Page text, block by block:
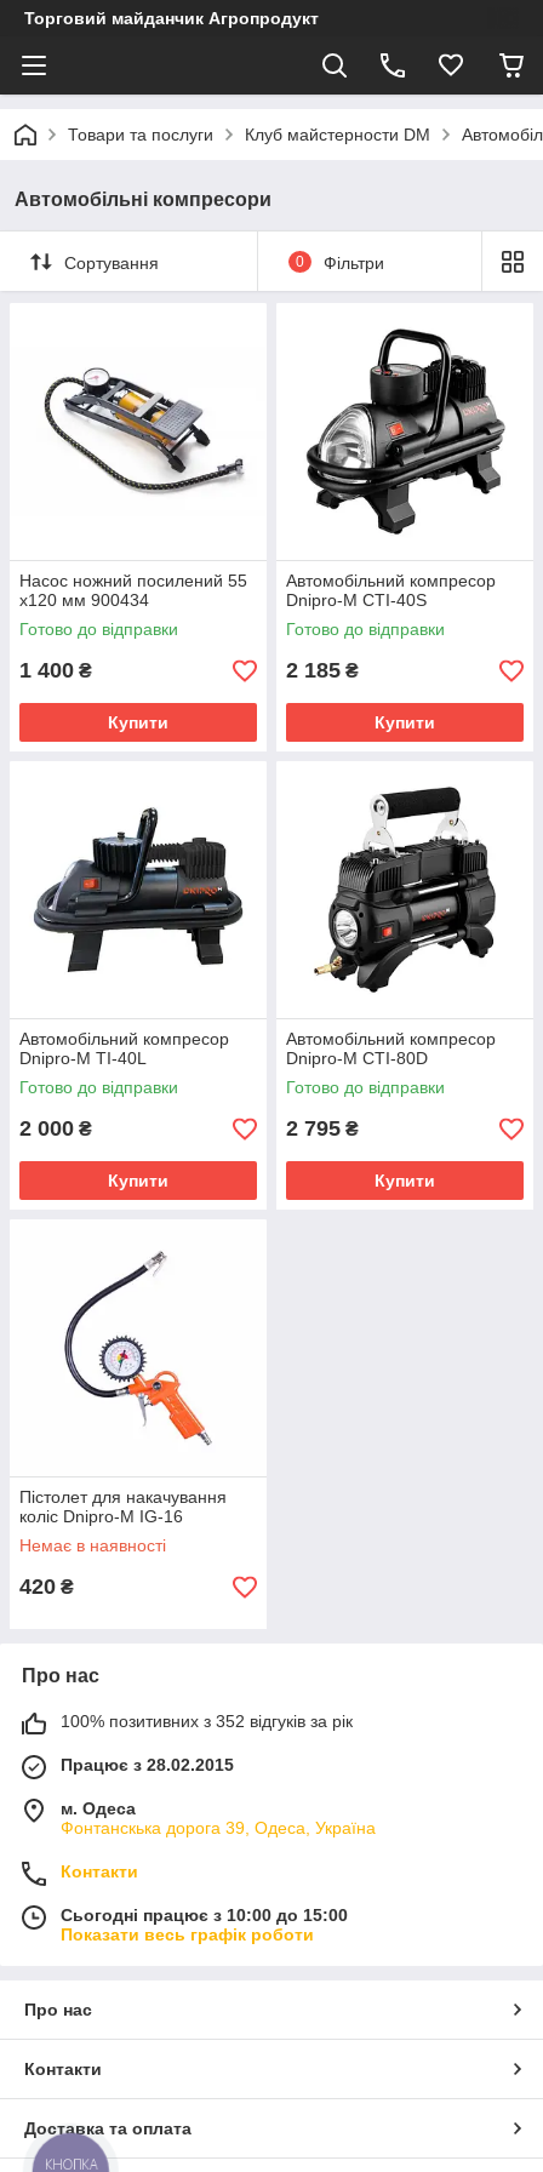
Торговий майданчик Агропродукт
Товари та послуги Клуб майстерности DM
Автомобільні компресори
Сортування 0 Фільтри
Насос ножний посилений 55
х120 мм 900434
Готово до відправки
1 400 ₴
Купити
Автомобільний компресор
Dnipro-M СTI-40S
Готово до відправки
2 185 ₴
Купити
Автомобільний компресор
Dnipro-M TI-40L
Готово до відправки
2 000 ₴
Купити
Автомобільний компресор
Dnipro-M СTI-80D
Готово до відправки
2 795 ₴
Купити
Пістолет для накачування
коліс Dnipro-M IG-16
Немає в наявності
420 ₴
Про нас
100% позитивних з 352 відгуків за рік
Працює з 28.02.2015
м. Одеса
Фонтанскька дорога 39, Одеса, Україна
Контакти
Сьогодні працює з 10:00 до 15:00
Показати весь графік роботи
Про нас
Контакти
Доставка та оплата
КНОПКА